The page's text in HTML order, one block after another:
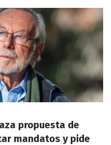
propuesta de
mandatos y pide